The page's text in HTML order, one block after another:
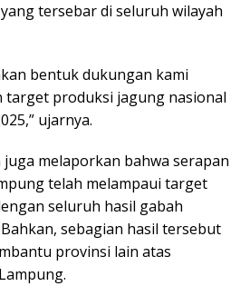
tersebar di seluruh wilayah
bentuk dukungan kami
target produksi jagung nasional
ujarnya.
melaporkan bahwa serapan
telah melampaui target
seluruh hasil gabah
sebagian hasil tersebut
provinsi lain atas